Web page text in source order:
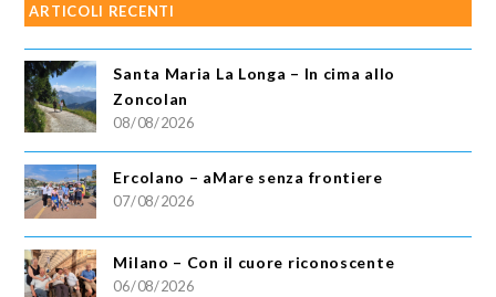
ARTICOLI RECENTI
Santa Maria La Longa – In cima allo
Zoncolan
08/08/2026
Ercolano – aMare senza frontiere
07/08/2026
Milano – Con il cuore riconoscente
06/08/2026